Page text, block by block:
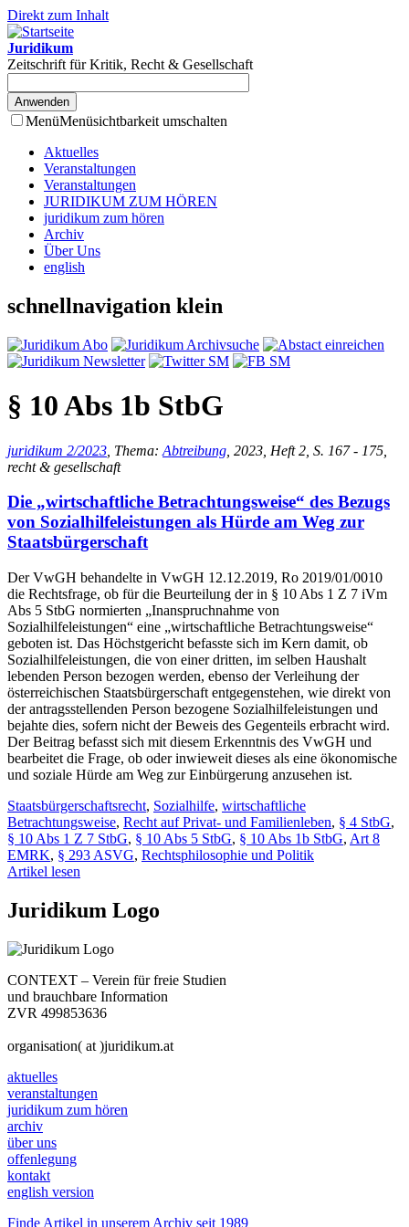
Direkt zum Inhalt
Juridikum
Zeitschrift für Kritik, Recht & Gesellschaft
MenüMenüsichtbarkeit umschalten
Aktuelles
Veranstaltungen
Veranstaltungen
JURIDIKUM ZUM HÖREN
juridikum zum hören
Archiv
Über Uns
english
schnellnavigation klein
§ 10 Abs 1b StbG
juridikum 2/2023 , Thema: Abtreibung , 2023, Heft 2, S. 167 - 175,
recht & gesellschaft
Die „wirtschaftliche Betrachtungsweise“ des Bezugs
von Sozialhilfeleistungen als Hürde am Weg zur
Staatsbürgerschaft
Der VwGH behandelte in VwGH 12.12.2019, Ro 2019/01/0010
die Rechtsfrage, ob für die Beurteilung der in § 10 Abs 1 Z 7 iVm
Abs 5 StbG normierten „Inanspruchnahme von
Sozialhilfeleistungen“ eine „wirtschaftliche Betrachtungsweise“
geboten ist. Das Höchstgericht befasste sich im Kern damit, ob
Sozialhilfeleistungen, die von einer dritten, im selben Haushalt
lebenden Person bezogen werden, ebenso der Verleihung der
österreichischen Staatsbürgerschaft entgegenstehen, wie direkt von
der antragsstellenden Person bezogene Sozialhilfeleistungen und
bejahte dies, sofern nicht der Beweis des Gegenteils erbracht wird.
Der Beitrag befasst sich mit diesem Erkenntnis des VwGH und
bearbeitet die Frage, ob oder inwieweit dieses als eine ökonomische
und soziale Hürde am Weg zur Einbürgerung anzusehen ist.
Staatsbürgerschaftsrecht, Sozialhilfe, wirtschaftliche
Betrachtungsweise, Recht auf Privat- und Familienleben, § 4 StbG,
§ 10 Abs 1 Z 7 StbG, § 10 Abs 5 StbG, § 10 Abs 1b StbG, Art 8
EMRK, § 293 ASVG, Rechtsphilosophie und Politik
Artikel lesen
Juridikum Logo
CONTEXT – Verein für freie Studien
und brauchbare Information
ZVR 499853636
organisation( at )juridikum.at
aktuelles
veranstaltungen
juridikum zum hören
archiv
über uns
offenlegung
kontakt
english version
Finde Artikel in unserem Archiv seit 1989